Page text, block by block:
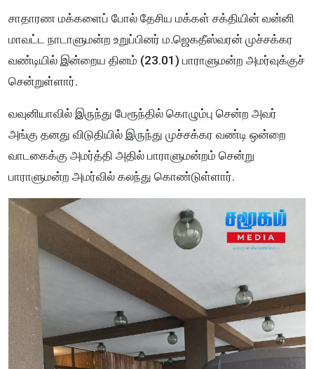
சாதாரண மக்களைப் போல் தேசிய மக்கள் சக்தியின் வன்னி
மாவட்ட நாடாளுமன்ற உறுப்பினர் ம.ஜெகதீஸ்வரன் முச்சக்கர
வண்டியில் இன்றைய தினம் (23.01) பாராளுமன்ற அமர்வுக்குச்
சென்றுள்ளார்.
வவுனியாவில் இருந்து பேரூந்தில் கொழும்பு சென்ற அவர்
அங்கு தனது விடுதியில் இருந்து முச்சக்கர வண்டி ஒன்றை
வாடகைக்கு அமர்த்தி அதில் பாராளுமன்றம் சென்று
பாராளுமன்ற அமர்வில் கலந்து கொண்டுள்ளார்.